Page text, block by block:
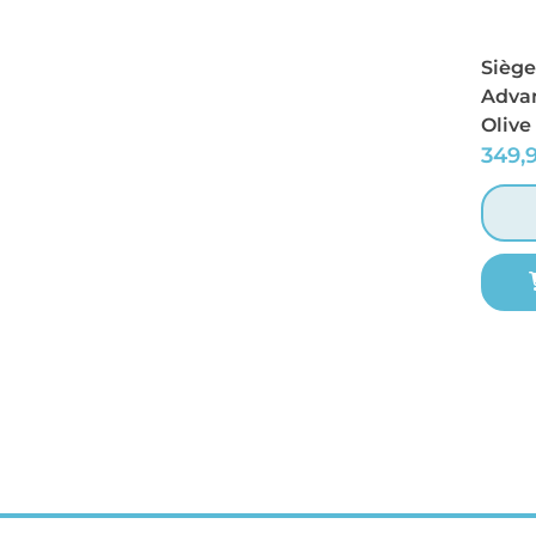
Olive